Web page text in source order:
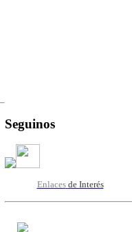
Seguinos
Enlaces de Interés